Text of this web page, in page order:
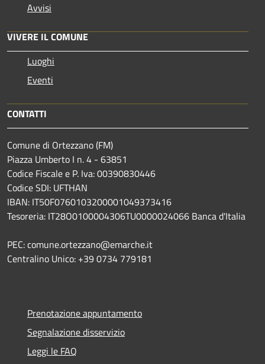
Avvisi
VIVERE IL COMUNE
Luoghi
Eventi
CONTATTI
Comune di Ortezzano (FM)
Piazza Umberto I n. 4 - 63851
Codice Fiscale e P. Iva: 00390830446
Codice SDI: UFTHAN
IBAN: IT50F0760103200001049373416
Tesoreria: IT28O0100004306TU0000024066 Banca d'Italia
PEC: comune.ortezzano@emarche.it
Centralino Unico: +39 0734 779181
Prenotazione appuntamento
Segnalazione disservizio
Leggi le FAQ